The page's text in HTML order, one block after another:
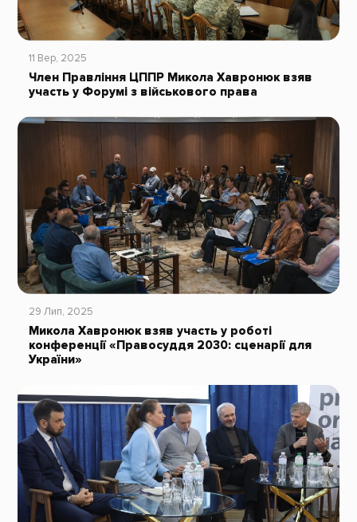
11 Вер, 2025
Член Правління ЦППР Микола Хавронюк взяв
участь у Форумі з військового права
29 Лип, 2025
Микола Хавронюк взяв участь у роботі
конференції «Правосуддя 2030: сценарії для
України»